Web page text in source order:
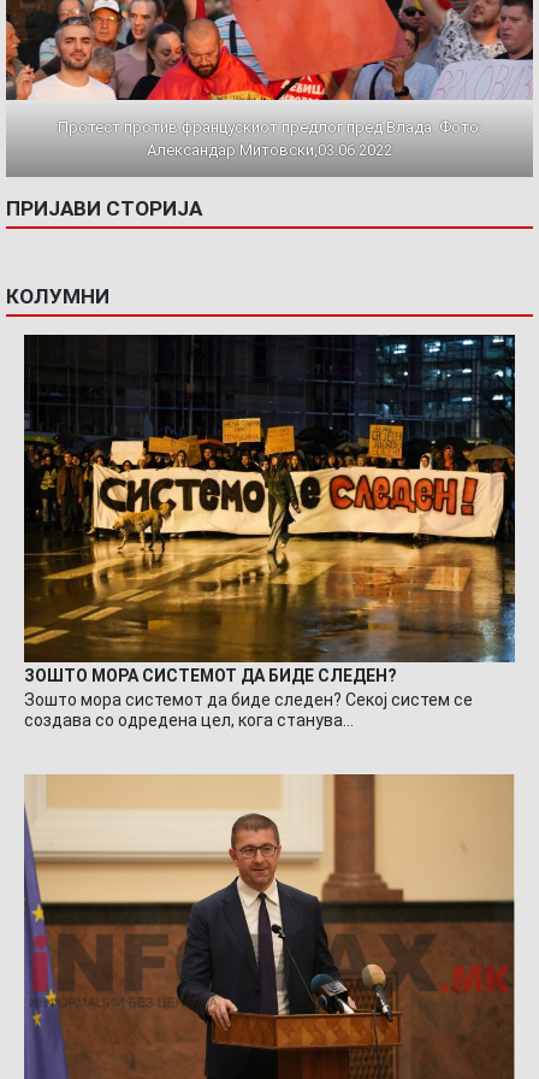
Протест против францускиот предлог пред Влада. Фото:
Александар Митовски,03.06.2022
ПРИЈАВИ СТОРИЈА
КОЛУМНИ
ЗОШТО МОРА СИСТЕМОТ ДА БИДЕ СЛЕДЕН?
Зошто мора системот да биде следен? Секој систем се
создава со одредена цел, кога станува…